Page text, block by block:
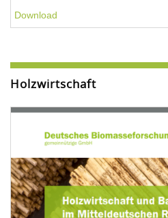
Download
Holzwirtschaft